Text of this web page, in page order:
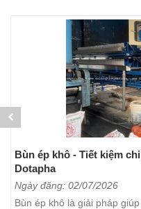
Bùn ép khô - Tiết kiệm
Dotapha
Ngày đăng: 02/07/2026
Bùn ép khô là giải pháp